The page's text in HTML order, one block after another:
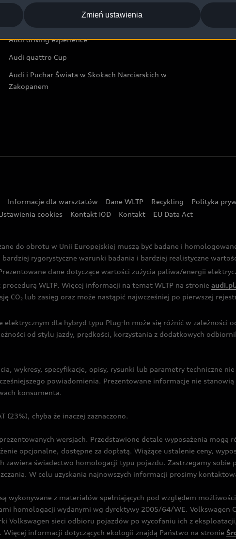
Audi Sport Festiwal
Audi i Muzeum Sztuki Nowoczesnej w Warszawie
Audi driving experience
Audi quattro Cup
Audi i Puchar Świata w Skokach Narciarskich w
Zakopanem
Informacje dla warsztatów Dane WLTP Recykling Polityka
cookies Kontakt IOD Kontakt EU Data Act
do obrotu w Unii Europejskiej muszą być badane i
rygorystyczne warunki badania i bardziej realistyczne
dane dotyczące wartości zużycia paliwa/energii
WLTP. Więcej informacji na temat WLTP na stronie
CO2 lub zasięg oraz może nastąpić najwcześniej po pierwszej
dla hybryd typu Plug-In może się różnić w zależności
od stylu jazdy, prędkości, korzystania z dodatkowych
wykresy, specyfikacje, opisy, rysunki lub parametry techniczne
powiadomienia. Prezentowane informacje nie
konsumenta.
(23%), chyba że inaczej zaznaczono.
wersjach. Przedstawione detale wyposażenia mogą
opcjonalne, dostępne za dopłatą. Wiążące ustalenie ceny,
zawiera świadectwo homologacji typu pojazdu. Zastrzegamy sobie
W celu uzyskania najnowszych informacji prosimy
wykonywane z materiałów spełniających pod względem
homologacji wydanymi wg dyrektywy 2005/64/WE. Volkswagen
Volkswagen sieci odbioru pojazdów po wycofaniu ich z
informacji dotyczących ekologii znajdą Państwo na stronie
Zmień ustawienia